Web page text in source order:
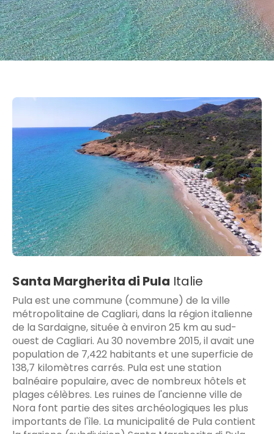
Santa Margherita di Pula Italie
Pula est une commune (commune) de la ville
métropolitaine de Cagliari, dans la région italienne
de la Sardaigne, située à environ 25 km au sud-
ouest de Cagliari. Au 30 novembre 2015, il avait une
population de 7,422 habitants et une superficie de
138,7 kilomètres carrés. Pula est une station
balnéaire populaire, avec de nombreux hôtels et
plages célèbres. Les ruines de l'ancienne ville de
Nora font partie des sites archéologiques les plus
importants de l'île. La municipalité de Pula contient